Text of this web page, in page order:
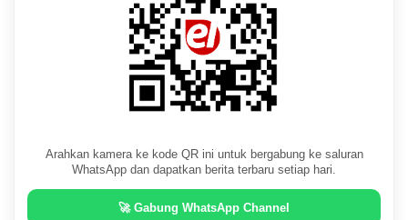
Arahkan kamera ke kode QR ini untuk bergabung ke saluran
WhatsApp dan dapatkan berita terbaru setiap hari.
🚀 Gabung WhatsApp Channel